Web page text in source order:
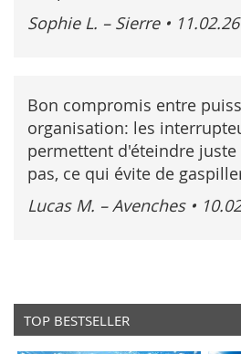
Sophie L. – Sierre • 11.02.26
Bon compromis entre
organisation: les
permettent d'éteindre
pas, ce qui évite de
Lucas M. – Avenches •
TOP BESTSELLER